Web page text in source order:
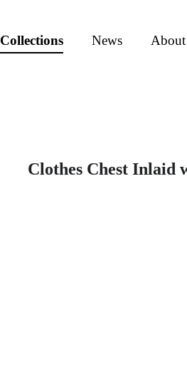
Collections News About
Clothes Chest Inlaid